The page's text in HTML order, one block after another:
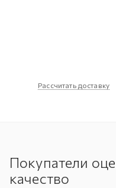
Рассчитать доставку
Покупатели
качество